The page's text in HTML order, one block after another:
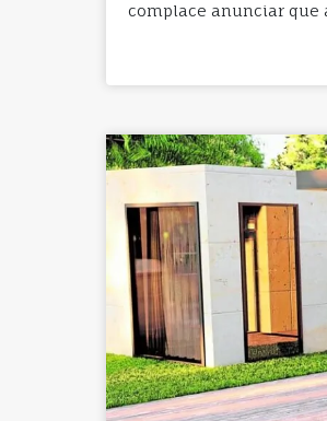
complace anunciar que